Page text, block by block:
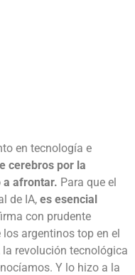
en tecnología e
cerebros por la
a afrontar. Para que el
de IA, es esencial
con prudente
los argentinos top en el
revolución tecnológica
Y lo hizo a la